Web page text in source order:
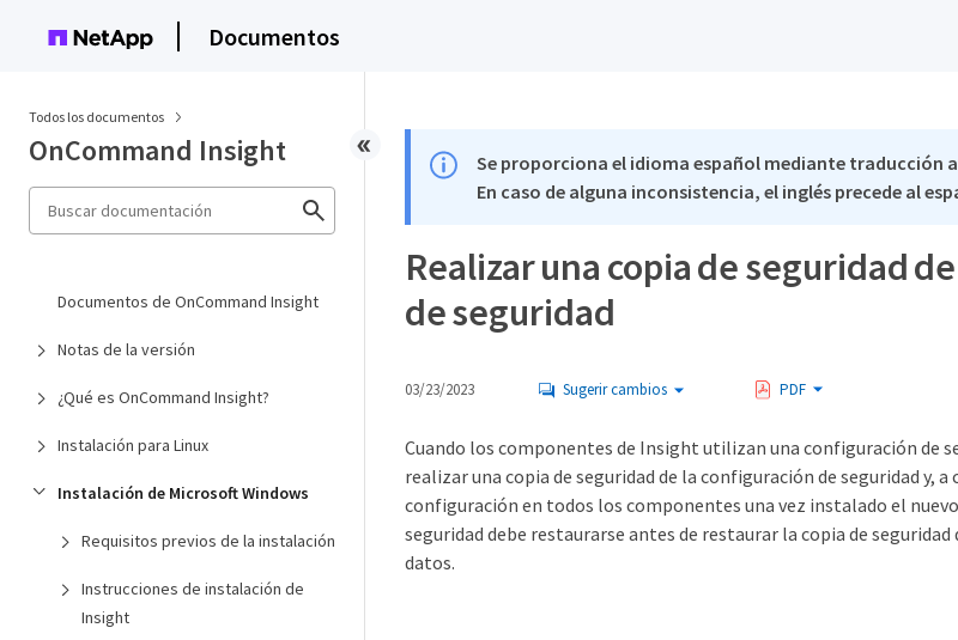
Documentos
Todos los documentos
OnCommand Insight
Documentos de OnCommand Insight
Notas de la versión
¿Qué es OnCommand Insight?
Instalación para Linux
Instalación de Microsoft Windows
Requisitos previos de la instalación
Instrucciones de instalación de
Insight
Se proporciona el idioma español mediante traducción
En caso de alguna inconsistencia, el inglés precede al
Realizar una copia de seguridad
de seguridad
03/23/2023 Sugerir cambios PDF
Cuando los componentes de Insight utilizan una configuración de
realizar una copia de seguridad de la configuración de seguridad y,
configuración en todos los componentes una vez instalado el
seguridad debe restaurarse antes de restaurar la copia de seguridad
datos.